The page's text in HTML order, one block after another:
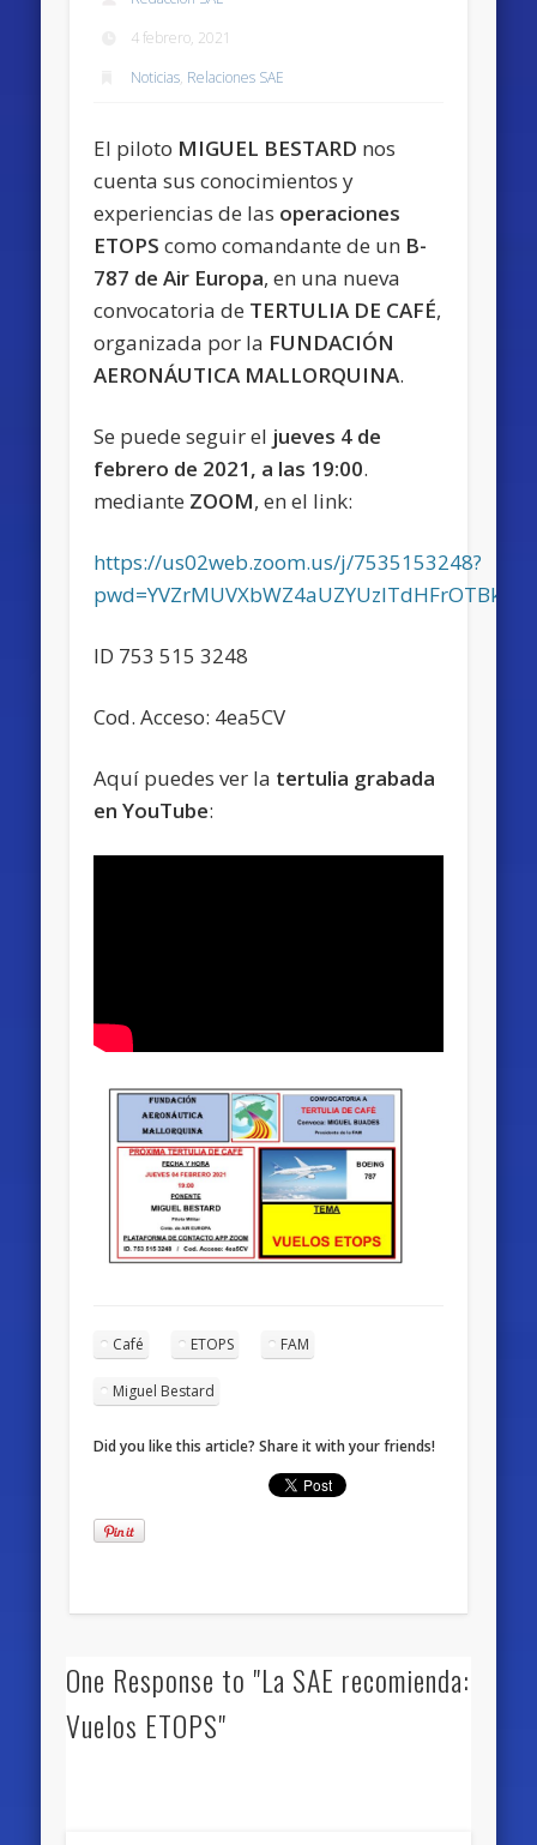
4 febrero, 2021
Noticias, Relaciones SAE
El piloto MIGUEL BESTARD nos
cuenta sus conocimientos y
experiencias de las operaciones
ETOPS como comandante de un B-
787 de Air Europa, en una nueva
convocatoria de TERTULIA DE CAFÉ,
organizada por la FUNDACIÓN
AERONÁUTICA MALLORQUINA.
Se puede seguir el jueves 4 de
febrero de 2021, a las 19:00.
mediante ZOOM, en el link:
https://us02web.zoom.us/j/7535153248?
ID 753 515 3248
Cod. Acceso: 4ea5CV
Aquí puedes ver la tertulia grabada
en YouTube:
Café ETOPS FAM
Miguel Bestard
Did you like this article? Share it with your friends!
One Response to "La SAE recomienda:
Vuelos ETOPS"